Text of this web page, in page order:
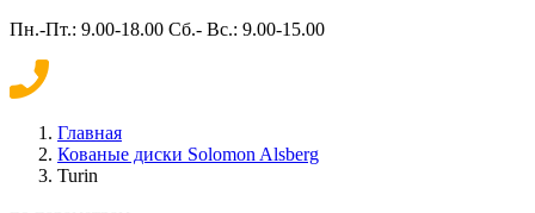
Пн.-Пт.: 9.00-18.00 Сб.- Вс.: 9.00-15.00
Главная
Кованые диски Solomon Alsberg
Turin